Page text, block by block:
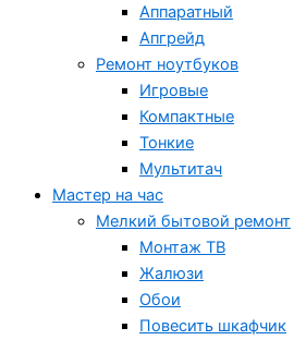
Аппаратный
Апгрейд
Ремонт ноутбуков
Игровые
Компактные
Тонкие
Мультитач
Мастер на час
Мелкий бытовой ремонт
Монтаж ТВ
Жалюзи
Обои
Повесить шкафчик